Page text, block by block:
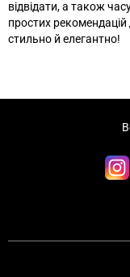
відвідати, а також
простих
стильно й елегантно!